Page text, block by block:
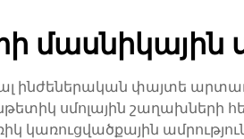
մասնիկային
ինժեներական փայտե
սմոլային շաղախների
կառուցվածքային